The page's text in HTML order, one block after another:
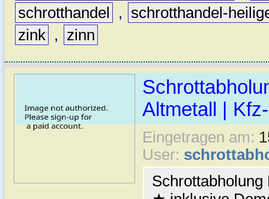
schrotthandel
,
schrotthandel-
zink , zinn
Altmetall |
Eingetragen am:
User: